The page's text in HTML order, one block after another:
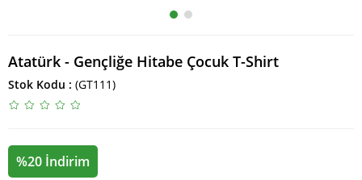
Atatürk - Gençliğe Hitabe Çocuk T-Shirt
Stok Kodu (GT111)
%20 İndirim